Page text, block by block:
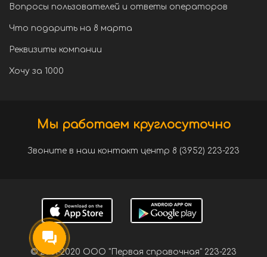
Вопросы пользователей и ответы операторов
Что подарить на 8 марта
Реквизиты компании
Хочу за 1000
Мы работаем круглосуточно
Звоните в наш контакт центр 8 (3952) 223-223
© 2001-2020 ООО "Первая справочная" 223-223